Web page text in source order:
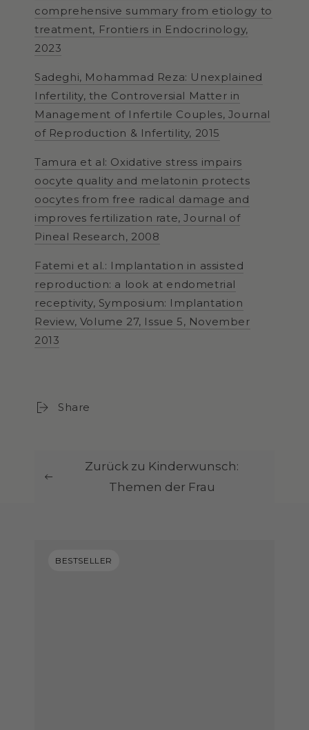
comprehensive summary from etiology to
treatment, Frontiers in Endocrinology,
2023
Sadeghi, Mohammad Reza: Unexplained
Infertility, the Controversial Matter in
Management of Infertile Couples, Journal
of Reproduction & Infertility, 2015
Tamura et al: Oxidative stress impairs
oocyte quality and melatonin protects
oocytes from free radical damage and
improves fertilization rate, Journal of
Pineal Research, 2008
Fatemi et al.: Implantation in assisted
reproduction: a look at endometrial
receptivity, Symposium: Implantation
Review, Volume 27, Issue 5, November
2013
Share
Zurück zu Kinderwunsch:
Themen der Frau
BESTSELLER
BESTSELLER
BESTSELLER
BESTSELLER
BESTSELLER
BESTSELLER
BESTSELLER
BESTSELLER
BESTSELLER
BESTSELLER
BESTSELLER